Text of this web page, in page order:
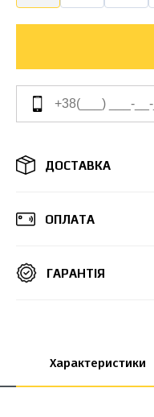
ДОСТАВКА
ОПЛАТА
ГАРАНТІЯ
Характеристики